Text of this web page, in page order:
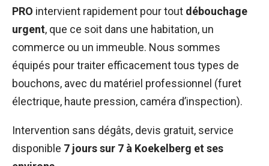
PRO intervient rapidement pour tout débouchage
urgent, que ce soit dans une habitation, un
commerce ou un immeuble. Nous sommes
équipés pour traiter efficacement tous types de
bouchons, avec du matériel professionnel (furet
électrique, haute pression, caméra d’inspection).
Intervention sans dégâts, devis gratuit, service
disponible 7 jours sur 7 à Koekelberg et ses